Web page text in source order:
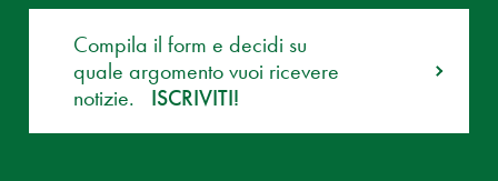
Compila il form e decidi su
quale argomento vuoi ricevere
notizie.
ISCRIVITI!